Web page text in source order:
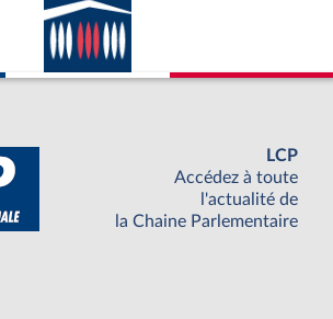
LCP
Accédez à toute
l'actualité de
la Chaine Parlementaire